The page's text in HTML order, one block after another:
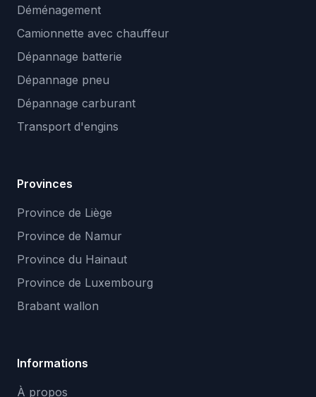
Déménagement
Camionnette avec chauffeur
Dépannage batterie
Dépannage pneu
Dépannage carburant
Transport d'engins
Provinces
Province de Liège
Province de Namur
Province du Hainaut
Province de Luxembourg
Brabant wallon
Informations
À propos